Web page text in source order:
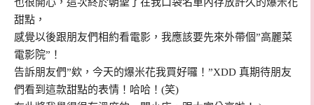
甜點，
感覺以後跟朋友們相約看電影，我應該要先來外帶個”高麗菜
電影院”！
告訴朋友們”欸，今天的爆米花我買好囉！”XDD 真期待朋友
們看到這款甜點的表情！哈哈！(笑)